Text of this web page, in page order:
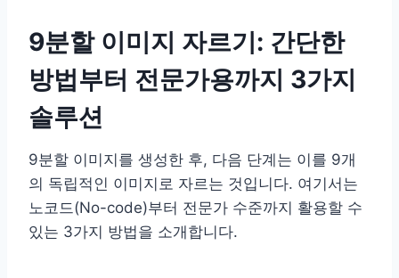
9분할 이미지 자르기: 간단한
방법부터 전문가용까지 3가지
솔루션
9분할 이미지를 생성한 후, 다음 단계는 이를 9개
의 독립적인 이미지로 자르는 것입니다. 여기서는
노코드(No-code)부터 전문가 수준까지 활용할 수
있는 3가지 방법을 소개합니다.